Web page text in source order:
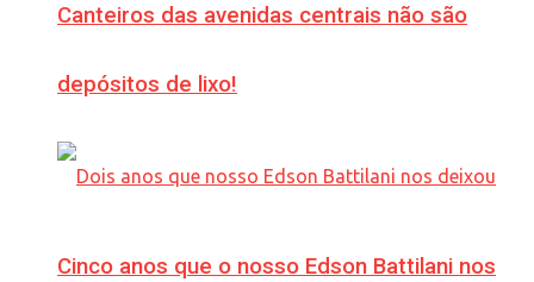
Canteiros das avenidas centrais não são
depósitos de lixo!
Cinco anos que o nosso Edson Battilani nos